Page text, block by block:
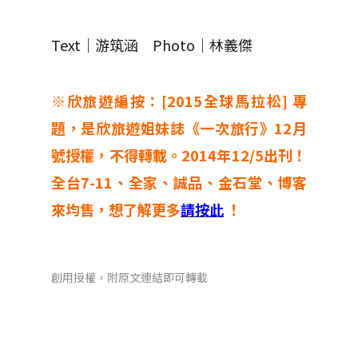
Text│游筑涵 Photo│林義傑
※欣旅遊編按：[2015全球馬拉松] 專
題，是欣旅遊姐妹誌《一次旅行》12月
號授權，不得轉載。2014年12/5出刊！
全台7-11、全家、誠品、金石堂、博客
來均售，想了解更多請按此 ！
創用授權，附原文連結即可轉載